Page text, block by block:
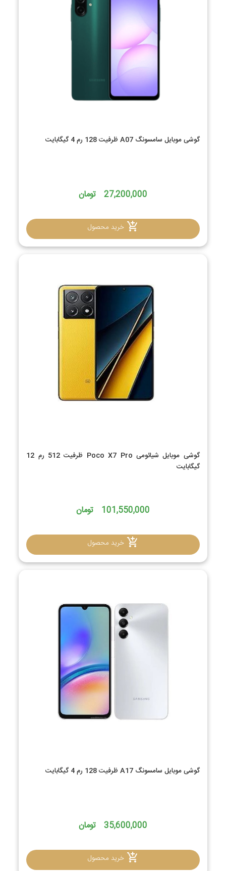
گوشی موبایل سامسونگ A07 ظرفیت 128 رم 4 گیگابایت
27,200,000 تومان
خرید محصول
گوشی موبایل شیائومی Poco X7 Pro ظرفیت 512 رم 12
گیگابایت
101,550,000 تومان
خرید محصول
گوشی موبایل سامسونگ A17 ظرفیت 128 رم 4 گیگابایت
35,600,000 تومان
خرید محصول